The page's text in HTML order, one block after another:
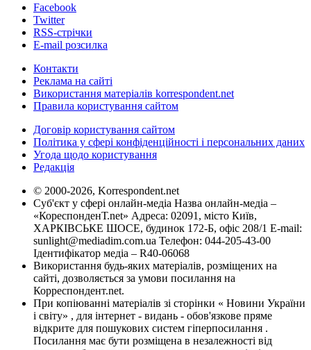
Facebook
Twitter
RSS-стрічки
E-mail розсилка
Контакти
Реклама на сайті
Використання матеріалів korrespondent.net
Правила користування сайтом
Договір користування сайтом
Політика у сфері конфіденційності і персональних даних
Угода щодо користування
Редакція
© 2000-2026, Korrespondent.net
Суб'єкт у сфері онлайн-медіа Назва онлайн-медіа –
«КореспонденТ.net» Адреса: 02091, місто Київ,
ХАРКІВСЬКЕ ШОСЕ, будинок 172-Б, офіс 208/1 E-mail:
sunlight@mediadim.com.ua Телефон: 044-205-43-00
Ідентифікатор медіа – R40-06068
Використання будь-яких матеріалів, розміщених на
сайті, дозволяється за умови посилання на
Корреспондент.net.
При копіюванні матеріалів зі сторінки « Новини України
і світу» , для інтернет - видань - обов'язкове пряме
відкрите для пошукових систем гіперпосилання .
Посилання має бути розміщена в незалежності від